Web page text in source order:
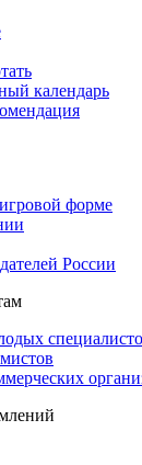
календарь
форме
России